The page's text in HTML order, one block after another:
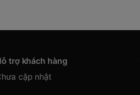
trợ khách hàng
cập nhật